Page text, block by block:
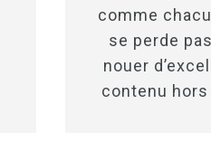
comme
se perde
nouer
contenu